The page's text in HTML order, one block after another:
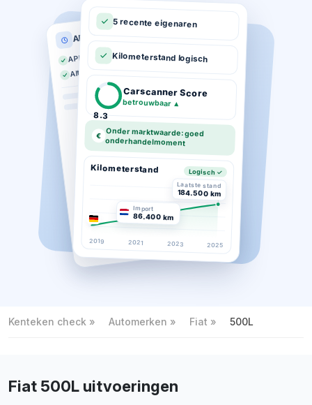
APK historie
APK geldig tot 03-2026
Altijd op tijd gekeurd
5 recente eigenaren
Kilometerstand logisch
8.3
Carscanner Score
betrouwbaar ▲
€ Onder marktwaarde: goed
onderhandelmoment
Kilometerstand Logisch ✓
Laatste stand
184.500 km
Import
86.400 km
2019 2021 2023 2025
Kenteken check Automerken Fiat 500L
Fiat 500L uitvoeringen